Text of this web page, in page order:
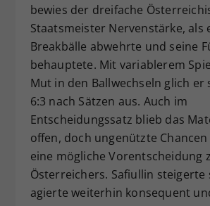
bewies der dreifache
Staatsmeister Nervenstärke, als
Breakbälle abwehrte und seine
behauptete. Mit variablerem
Mut in den Ballwechseln glich
6:3 nach Sätzen aus. Auch im
Entscheidungssatz blieb das
offen, doch ungenützte
eine mögliche Vorentscheidung
Österreichers. Safiullin steigerte
agierte weiterhin konsequent